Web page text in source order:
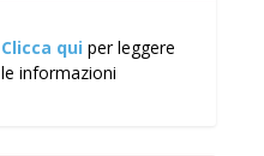
Clicca qui per leggere
le informazioni